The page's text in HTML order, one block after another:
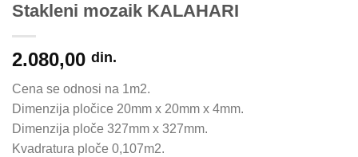
Stakleni mozaik KALAHARI
2.080,00 din.
Cena se odnosi na 1m2.
Dimenzija pločice 20mm x 20mm x 4mm.
Dimenzija ploče 327mm x 327mm.
Kvadratura ploče 0,107m2.